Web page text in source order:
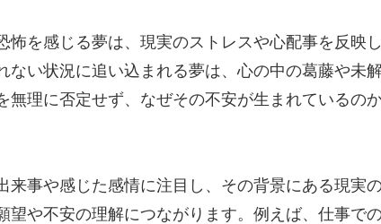
怖を感じる夢は、現実のストレスや心配事を反映
ない状況に追い込まれる夢は、心の中の葛藤や未
無理に否定せず、なぜその不安が生まれているの
来事や感じた感情に注目し、その背景にある現実
望や不安の理解につながります。例えば、仕事で